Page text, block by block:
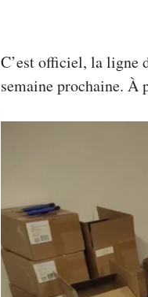
C’est officiel, la ligne
semaine prochaine. À